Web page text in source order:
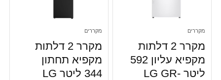
רמקולים לקולנוע ביתי
רמקולים ניידים Bluetooth
שואב אבק
שואבי אבק
כל הקטגוריות
מקררים
מקרר 2 דלתות
מקפיא עליון 592
ליטר LG GR-
מקררים
מקרר 2 דלתות
מקפיא תחתון
344 ליטר LG